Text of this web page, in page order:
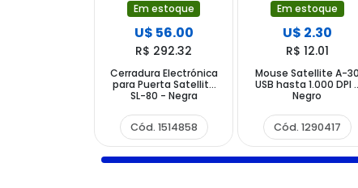
Em estoque
U$ 56.00
R$ 292.32
Cerradura Electrónica
para Puerta Satellite
SL-80 - Negra
Cód. 1514858
Em estoque
U$ 2.30
R$ 12.01
Mouse Satellite A-30
USB hasta 1.000 DPI
Negro
Cód. 1290417